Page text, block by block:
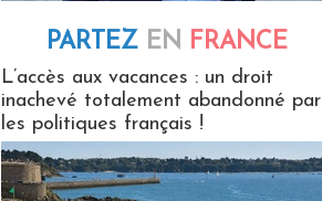
PARTEZ EN FRANCE
L’accès aux vacances : un droit
inachevé totalement abandonné par
les politiques français !